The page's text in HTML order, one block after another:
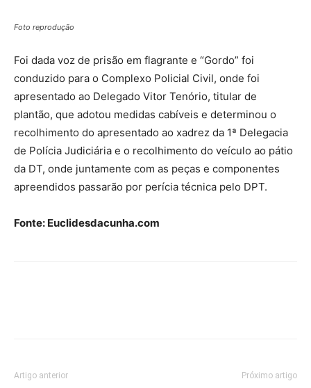
Foto reprodução
Foi dada voz de prisão em flagrante e “Gordo” foi
conduzido para o Complexo Policial Civil, onde foi
apresentado ao Delegado Vitor Tenório, titular de
plantão, que adotou medidas cabíveis e determinou o
recolhimento do apresentado ao xadrez da 1ª Delegacia
de Polícia Judiciária e o recolhimento do veículo ao pátio
da DT, onde juntamente com as peças e componentes
apreendidos passarão por perícia técnica pelo DPT.
Fonte: Euclidesdacunha.com
Artigo anterior Próximo artigo